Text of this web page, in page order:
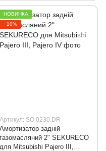
НОВИНКА
−10%
Артикул: SO.0230.DR
Амортизатор задній
газомасляний 2" SEKURECO
для Mitsubishi Pajero III,